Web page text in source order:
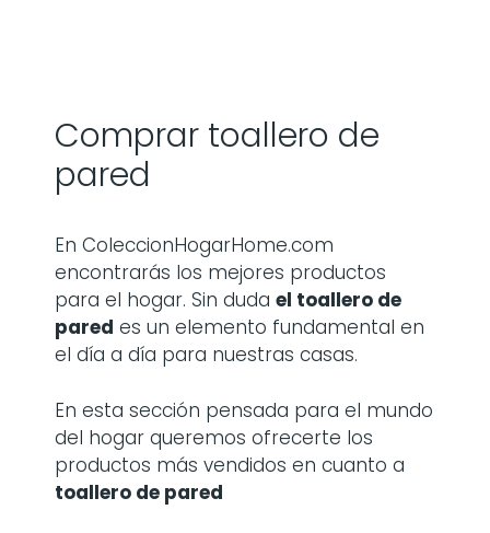
Comprar toallero de
pared
En ColeccionHogarHome.com
encontrarás los mejores productos
para el hogar. Sin duda el toallero de
pared es un elemento fundamental en
el día a día para nuestras casas.
En esta sección pensada para el mundo
del hogar queremos ofrecerte los
productos más vendidos en cuanto a
toallero de pared